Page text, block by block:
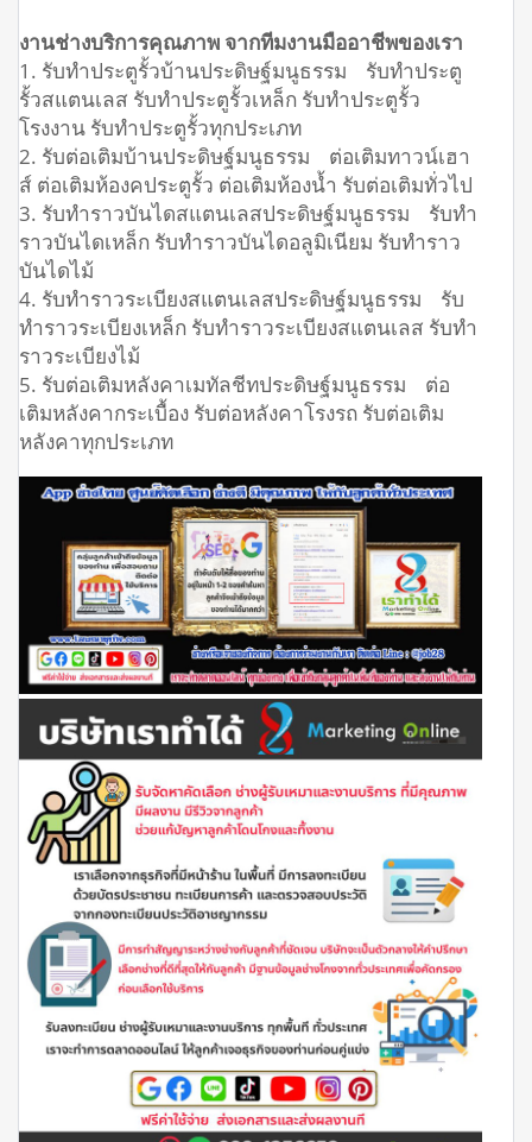
งานช่างบริการคุณภาพ จากทีมงานมืออาชีพของเรา
1. รับทำประตูรั้วบ้านประดิษฐ์มนูธรรม รับทำประตู
รั้วสแตนเลส รับทำประตูรั้วเหล็ก รับทำประตูรั้ว
โรงงาน รับทำประตูรั้วทุกประเภท
2. รับต่อเติมบ้านประดิษฐ์มนูธรรม ต่อเติมทาวน์เฮา
ส์ ต่อเติมห้องคประตูรั้ว ต่อเติมห้องน้ำ รับต่อเติมทั่วไป
3. รับทำราวบันไดสแตนเลสประดิษฐ์มนูธรรม รับทำ
ราวบันไดเหล็ก รับทำราวบันไดอลูมิเนียม รับทำราว
บันไดไม้
4. รับทำราวระเบียงสแตนเลสประดิษฐ์มนูธรรม รับ
ทำราวระเบียงเหล็ก รับทำราวระเบียงสแตนเลส รับทำ
ราวระเบียงไม้
5. รับต่อเติมหลังคาเมทัลชีทประดิษฐ์มนูธรรม ต่อ
เติมหลังคากระเบื้อง รับต่อหลังคาโรงรถ รับต่อเติม
หลังคาทุกประเภท